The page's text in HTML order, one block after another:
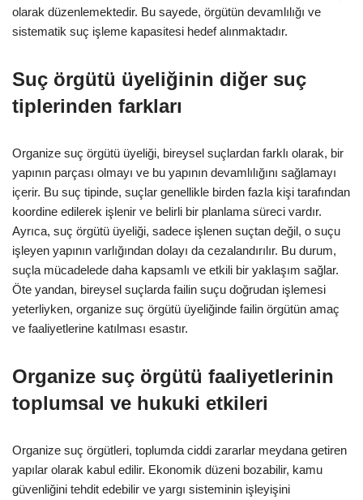
olarak düzenlemektedir. Bu sayede, örgütün devamlılığı ve
sistematik suç işleme kapasitesi hedef alınmaktadır.
Suç örgütü üyeliğinin diğer suç
tiplerinden farkları
Organize suç örgütü üyeliği, bireysel suçlardan farklı olarak, bir
yapının parçası olmayı ve bu yapının devamlılığını sağlamayı
içerir. Bu suç tipinde, suçlar genellikle birden fazla kişi tarafından
koordine edilerek işlenir ve belirli bir planlama süreci vardır.
Ayrıca, suç örgütü üyeliği, sadece işlenen suçtan değil, o suçu
işleyen yapının varlığından dolayı da cezalandırılır. Bu durum,
suçla mücadelede daha kapsamlı ve etkili bir yaklaşım sağlar.
Öte yandan, bireysel suçlarda failin suçu doğrudan işlemesi
yeterliyken, organize suç örgütü üyeliğinde failin örgütün amaç
ve faaliyetlerine katılması esastır.
Organize suç örgütü faaliyetlerinin
toplumsal ve hukuki etkileri
Organize suç örgütleri, toplumda ciddi zararlar meydana getiren
yapılar olarak kabul edilir. Ekonomik düzeni bozabilir, kamu
güvenliğini tehdit edebilir ve yargı sisteminin işleyişini